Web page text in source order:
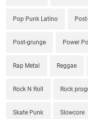
Pop Punk Latino
Post-grunge Power
Rap Metal Reggae
Rock N Roll Rock
Skate Punk Slowcore